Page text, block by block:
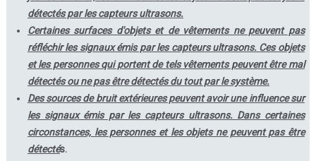
détectés par les capteurs ultrasons.
Certaines surfaces d'objets et de vêtements ne peuvent pas
réfléchir les signaux émis par les capteurs ultrasons. Ces objets
et les personnes qui portent de tels vêtements peuvent être mal
détectés ou ne pas être détectés du tout par le système.
Des sources de bruit extérieures peuvent avoir une influence sur
les signaux émis par les capteurs ultrasons. Dans certaines
circonstances, les personnes et les objets ne peuvent pas être
détectés.